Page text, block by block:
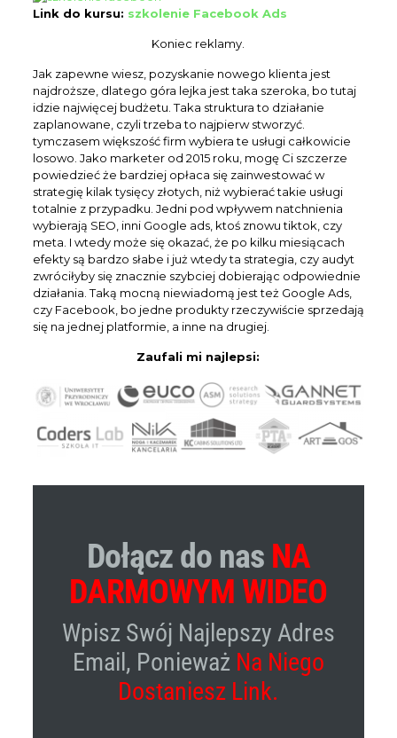
Link do kursu: szkolenie Facebook Ads
Koniec reklamy.
Jak zapewne wiesz, pozyskanie nowego klienta jest
najdroższe, dlatego góra lejka jest taka szeroka, bo tutaj
idzie najwięcej budżetu. Taka struktura to działanie
zaplanowane, czyli trzeba to najpierw stworzyć.
tymczasem większość firm wybiera te usługi całkowicie
losowo. Jako marketer od 2015 roku, mogę Ci szczerze
powiedzieć że bardziej opłaca się zainwestować w
strategię kilak tysięcy złotych, niż wybierać takie usługi
totalnie z przypadku. Jedni pod wpływem natchnienia
wybierają SEO, inni Google ads, ktoś znowu tiktok, czy
meta. I wtedy może się okazać, że po kilku miesiącach
efekty są bardzo słabe i już wtedy ta strategia, czy audyt
zwróciłyby się znacznie szybciej dobierając odpowiednie
działania. Taką mocną niewiadomą jest też Google Ads,
czy Facebook, bo jedne produkty rzeczywiście sprzedają
się na jednej platformie, a inne na drugiej.
Zaufali mi najlepsi:
Dołącz do nas NA
DARMOWYM WIDEO
Wpisz Swój Najlepszy Adres
Email, Ponieważ Na Niego
Dostaniesz Link.